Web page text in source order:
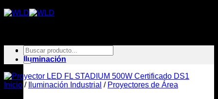
Saltar
al
Inicio
Iluminación
Buscar
por:
Inicio / Iluminación Industrial / Proyectores de Área